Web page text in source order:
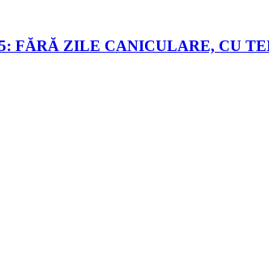
FĂRĂ ZILE CANICULARE, CU